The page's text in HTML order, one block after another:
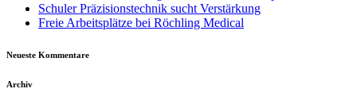
Schuler Präzisionstechnik sucht Verstärkung
Freie Arbeitsplätze bei Röchling Medical
Neueste Kommentare
Archiv